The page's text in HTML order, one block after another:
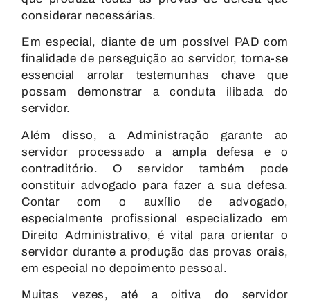
considerar necessárias.
Em especial, diante de um possível PAD com
finalidade de perseguição ao servidor, torna-se
essencial arrolar testemunhas chave que
possam demonstrar a conduta ilibada do
servidor.
Além disso, a Administração garante ao
servidor processado a ampla defesa e o
contraditório. O servidor também pode
constituir advogado para fazer a sua defesa.
Contar com o auxílio de advogado,
especialmente profissional especializado em
Direito Administrativo, é vital para orientar o
servidor durante a produção das provas orais,
em especial no depoimento pessoal.
Muitas vezes, até a oitiva do servidor